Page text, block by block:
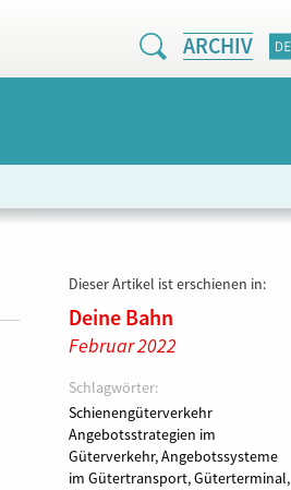
ARCHIV
Dieser Artikel ist erschienen in:
Deine Bahn
Februar 2022
Schlagwörter:
Schienengüterverkehr
Angebotsstrategien im
Güterverkehr,Angebotssysteme
im Gütertransport,Güterterminal,